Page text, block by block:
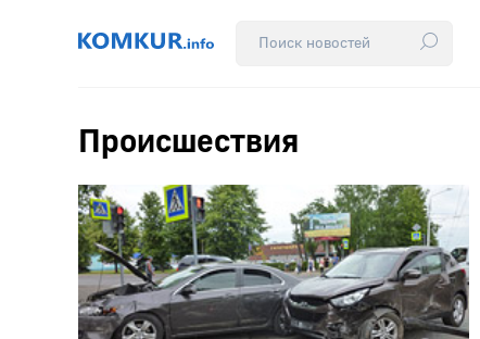
Происшествия